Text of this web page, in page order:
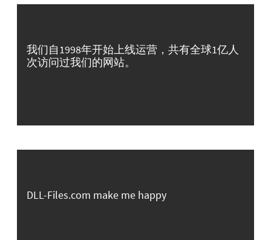
我们自1998年开始上线运营，共有全球1亿人
次访问过我们的网站。
DLL-Files.com make me happy